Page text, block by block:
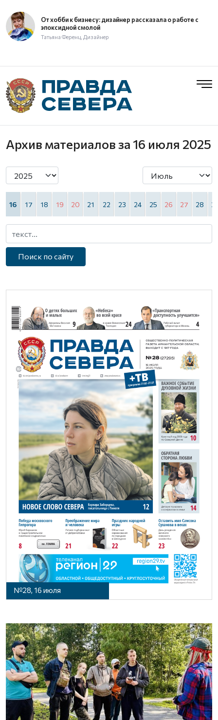
От хобби к бизнесу: дизайнер рассказала о работе с
эпоксидной смолой
Татьяна Ференц, Дизайнер
Архив материаловза 16 июля 2025
16 17 18 19 20 21 22 23 24 25 26 27 28
Поиск по сайту
№28, 16 июля